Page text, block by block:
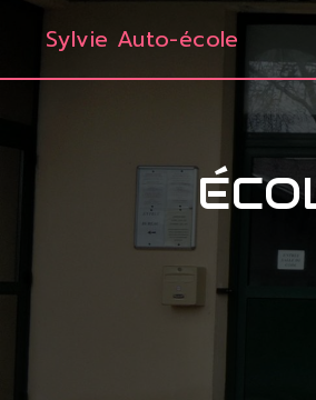
Sylvie Auto-école
Panneau de gestion des cookies